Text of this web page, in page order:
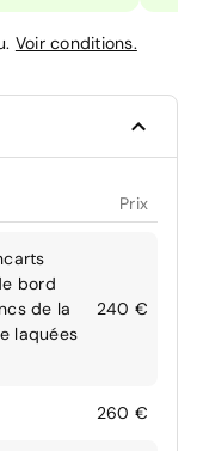
Voir conditions.
Prix
bord
de la
laquées
240 €
260 €